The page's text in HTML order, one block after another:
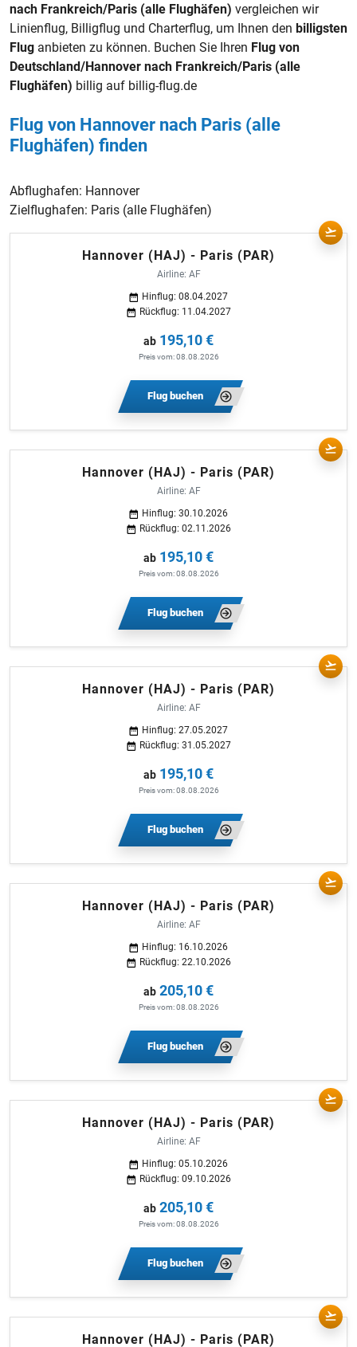
nach Frankreich/Paris (alle Flughäfen) vergleichen wir
Linienflug, Billigflug und Charterflug, um Ihnen den billigsten
Flug anbieten zu können. Buchen Sie Ihren Flug von
Deutschland/Hannover nach Frankreich/Paris (alle
Flughäfen) billig auf billig-flug.de
Flug von Hannover nach Paris (alle
Flughäfen) finden
Abflughafen: Hannover
Zielflughafen: Paris (alle Flughäfen)
Hannover (HAJ) - Paris (PAR)
Airline: AF
Hinflug: 08.04.2027
Rückflug: 11.04.2027
ab 195,10 €
Preis vom: 08.08.2026
Flug buchen
Hannover (HAJ) - Paris (PAR)
Airline: AF
Hinflug: 30.10.2026
Rückflug: 02.11.2026
ab 195,10 €
Preis vom: 08.08.2026
Flug buchen
Hannover (HAJ) - Paris (PAR)
Airline: AF
Hinflug: 27.05.2027
Rückflug: 31.05.2027
ab 195,10 €
Preis vom: 08.08.2026
Flug buchen
Hannover (HAJ) - Paris (PAR)
Airline: AF
Hinflug: 16.10.2026
Rückflug: 22.10.2026
ab 205,10 €
Preis vom: 08.08.2026
Flug buchen
Hannover (HAJ) - Paris (PAR)
Airline: AF
Hinflug: 05.10.2026
Rückflug: 09.10.2026
ab 205,10 €
Preis vom: 08.08.2026
Flug buchen
Hannover (HAJ) - Paris (PAR)